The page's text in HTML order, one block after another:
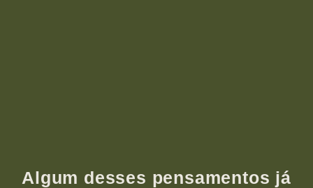
Algum desses pensamentos já